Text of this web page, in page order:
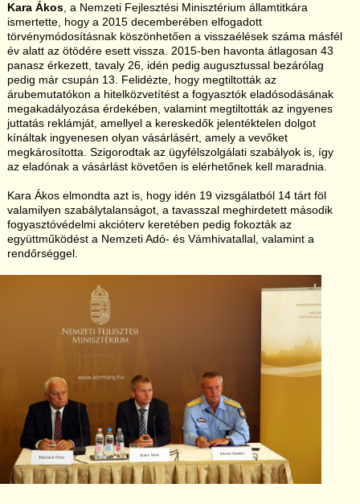
Kara Ákos, a Nemzeti Fejlesztési Minisztérium államtitkára
ismertette, hogy a 2015 decemberében elfogadott
törvénymódosításnak köszönhetően a visszaélések száma másfél
év alatt az ötödére esett vissza. 2015-ben havonta átlagosan 43
panasz érkezett, tavaly 26, idén pedig augusztussal bezárólag
pedig már csupán 13. Felidézte, hogy megtiltották az
árubemutatókon a hitelközvetítést a fogyasztók eladósodásának
megakadályozása érdekében, valamint megtiltották az ingyenes
juttatás reklámját, amellyel a kereskedők jelentéktelen dolgot
kínáltak ingyenesen olyan vásárlásért, amely a vevőket
megkárosította. Szigorodtak az ügyfélszolgálati szabályok is, így
az eladónak a vásárlást követően is elérhetőnek kell maradnia.
Kara Ákos elmondta azt is, hogy idén 19 vizsgálatból 14 tárt föl
valamilyen szabálytalanságot, a tavasszal meghirdetett második
fogyasztóvédelmi akcióterv keretében pedig fokozták az
együttműködést a Nemzeti Adó- és Vámhivatallal, valamint a
rendőrséggel.